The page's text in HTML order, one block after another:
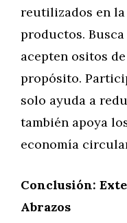
reutilizados en
productos.
acepten ositos
propósito.
solo ayuda a
también apoya
economía
Conclusión:
Abrazos